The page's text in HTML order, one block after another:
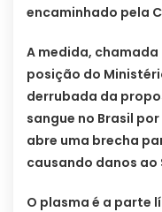
encaminhado pela
A medida, chamada
posição do
derrubada da
sangue no Brasil
abre uma brecha
causando danos ao
O plasma é a parte